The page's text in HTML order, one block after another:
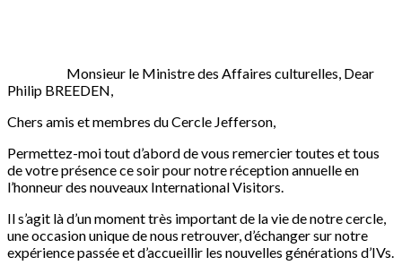
Monsieur le Ministre des Affaires culturelles, Dear
Philip BREEDEN,
Chers amis et membres du Cercle Jefferson,
Permettez-moi tout d’abord de vous remercier toutes et tous
de votre présence ce soir pour notre réception annuelle en
l’honneur des nouveaux International Visitors.
Il s’agit là d’un moment très important de la vie de notre cercle,
une occasion unique de nous retrouver, d’échanger sur notre
expérience passée et d’accueillir les nouvelles générations d’IVs.